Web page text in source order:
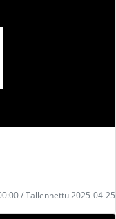
/ Tallennettu 2025-04-25